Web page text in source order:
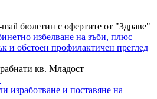
бюлетин с офертите от "Здраве"
избелване на зъби, плюс
и обстоен профилактичен преглед
кв. Младост
изработване и поставяне на